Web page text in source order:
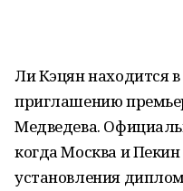
Ли Кэцян находится в
приглашению
Медведева.
когда Москва и
установления